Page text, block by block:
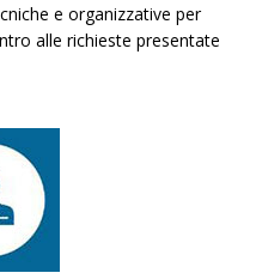
e organizzative per
alle richieste presentate